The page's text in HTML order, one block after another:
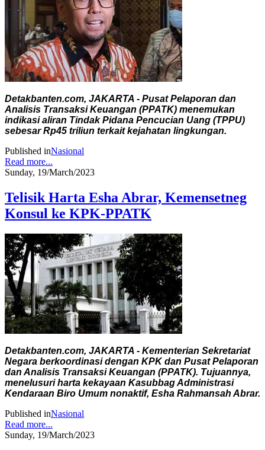
Detakbanten.com, JAKARTA - Pusat Pelaporan dan
Analisis Transaksi Keuangan (PPATK) menemukan
indikasi aliran Tindak Pidana Pencucian Uang (TPPU)
sebesar Rp45 triliun terkait kejahatan lingkungan.
Published inNasional
Read more...
Sunday, 19/March/2023
Telisik Harta Esha Abrar, Kemensetneg
Konsul ke KPK-PPATK
Detakbanten.com, JAKARTA - Kementerian Sekretariat
Negara berkoordinasi dengan KPK dan Pusat Pelaporan
dan Analisis Transaksi Keuangan (PPATK). Tujuannya,
menelusuri harta kekayaan Kasubbag Administrasi
Kendaraan Biro Umum nonaktif, Esha Rahmansah Abrar.
Published inNasional
Read more...
Sunday, 19/March/2023